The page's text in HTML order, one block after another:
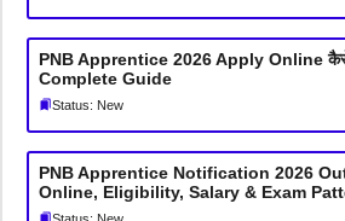
PNB Apprentice 2026 Apply Online
Complete Guide
Status: New
PNB Apprentice Notification 2026
Online, Eligibility, Salary & Exam